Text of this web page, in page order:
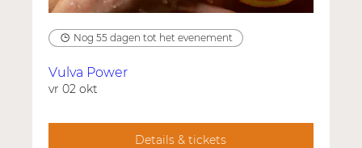
Nog 55 dagen tot het evenement
Vulva Power
vr 02 okt
Details & tickets